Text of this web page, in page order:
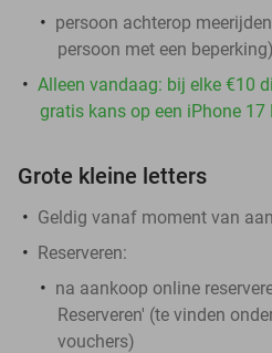
persoon achterop
persoon met een
Alleen vandaag: bij elke €10
gratis kans op een iPhone 17
Grote kleine letters
Geldig vanaf moment van
Reserveren:
na aankoop online
Reserveren' (te vinden
vouchers)